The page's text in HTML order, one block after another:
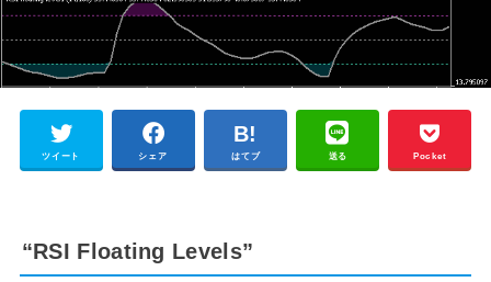
ツイート シェア はてブ 送る Pocket
“RSI Floating Levels”